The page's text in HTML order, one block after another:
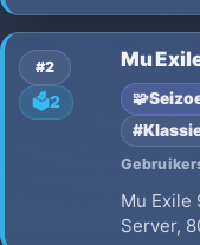
clásica
FULL
del MU
#2
🗳️2
Mu
🧩
Mu Exile
Server,